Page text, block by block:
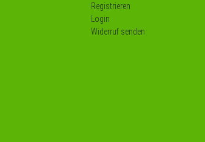
Registrieren
Login
Widerruf senden